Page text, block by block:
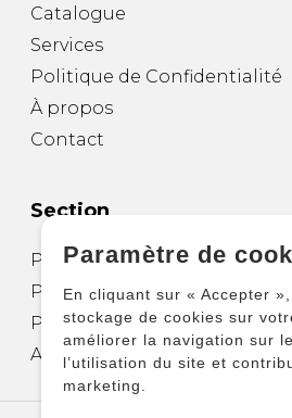
Catalogue
Services
Politique de Confidentialité
À propos
Contact
Section
Partitions pour guitare
Partitions pour autres
Partitions pour ensembles
Autres produits
Paramètre de
En cliquant sur « Accepter
stockage de cookies sur
améliorer la navigation sur
l’utilisation du site et
marketing.